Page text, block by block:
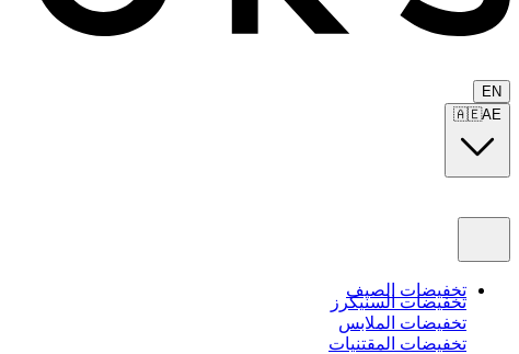
EN
🇦🇪AE
تخفيضات الصيف
تخفيضات السنيكرز
تخفيضات الملابس
تخفيضات المقتنيات